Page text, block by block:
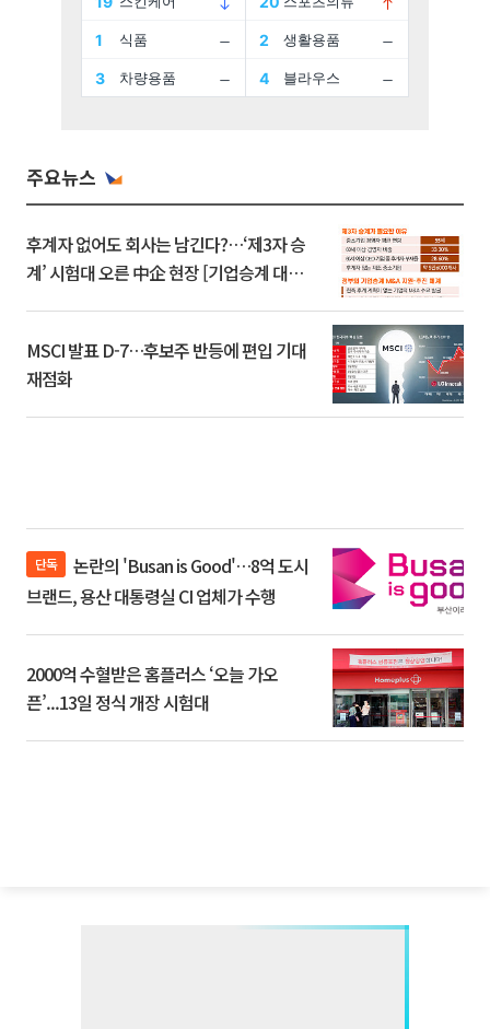
주요뉴스
후계자 없어도 회사는 남긴다?…‘제3자 승
계’ 시험대 오른 中企 현장 [기업승계 대전
MSCI 발표 D-7…후보주 반등에 편입 기대
재점화
단독
브랜드, 용산 대통령실 CI 업체가 수행
2000억 수혈받은 홈플러스 ‘오늘 가오
픈’...13일 정식 개장 시험대